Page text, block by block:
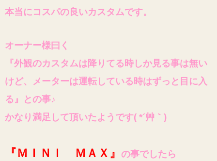
本当にコスパの良いカスタムです。
オーナー様曰く
『外観のカスタムは降りてる時しか見る事は無い
けど、メーターは運転している時はずっと目に入
る』との事♪
かなり満足して頂いたようです( *´艸｀)
『ＭＩＮＩ ＭＡＸ』
の事でしたら